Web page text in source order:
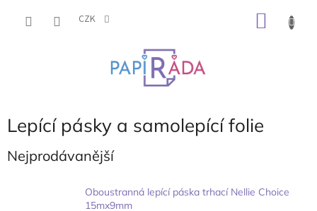
CZK
Lepící pásky a samolepící folie
Nejprodávanější
Oboustranná lepící páska trhací Nellie Choice
15mx9mm